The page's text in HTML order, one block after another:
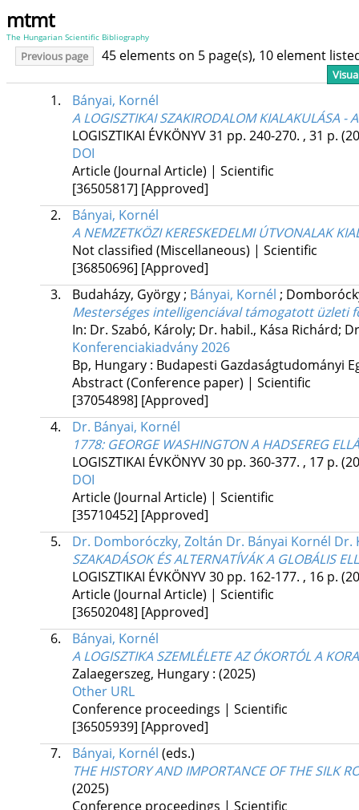
mtmt
The Hungarian Scientific Bibliography
Previous page 45 elements on 5 page(s), 10 element
1.
Bányai, Kornél
A LOGISZTIKAI SZAKIRODALOM KIALAKULÁSA -
LOGISZTIKAI ÉVKÖNYV31 pp. 240-270. , 31 p.
DOI
Article (Journal Article) | Scientific
[36505817] [Approved]
2.
Bányai, Kornél
A NEMZETKÖZI KERESKEDELMI ÚTVONALAK
Not classified (Miscellaneous) | Scientific
[36850696] [Approved]
3.
Budaházy, György; Bányai, Kornél ;
Mesterséges intelligenciával támogatott üzleti
In: Dr. Szabó, Károly; Dr. habil., Kása Richárd;
Konferenciakiadvány 2026
Bp, Hungary : Budapesti Gazdaságtudományi
Abstract (Conference paper) | Scientific
[37054898] [Approved]
4.
Dr. Bányai, Kornél
1778: GEORGE WASHINGTON A HADSEREG
LOGISZTIKAI ÉVKÖNYV30 pp. 360-377. , 17 p.
DOI
Article (Journal Article) | Scientific
[35710452] [Approved]
5.
Dr. Domboróczky, Zoltán Dr. Bányai Kornél Dr.
SZAKADÁSOK ÉS ALTERNATÍVÁK A GLOBÁLIS
LOGISZTIKAI ÉVKÖNYV30 pp. 162-177. , 16 p.
Article (Journal Article) | Scientific
[36502048] [Approved]
6.
Bányai, Kornél
A LOGISZTIKA SZEMLÉLETE AZ ÓKORTÓL A
Zalaegerszeg, Hungary : (2025)
Other URL
Conference proceedings | Scientific
[36505939] [Approved]
7.
Bányai, Kornél (eds.)
THE HISTORY AND IMPORTANCE OF THE SILK
(2025)
Conference proceedings | Scientific